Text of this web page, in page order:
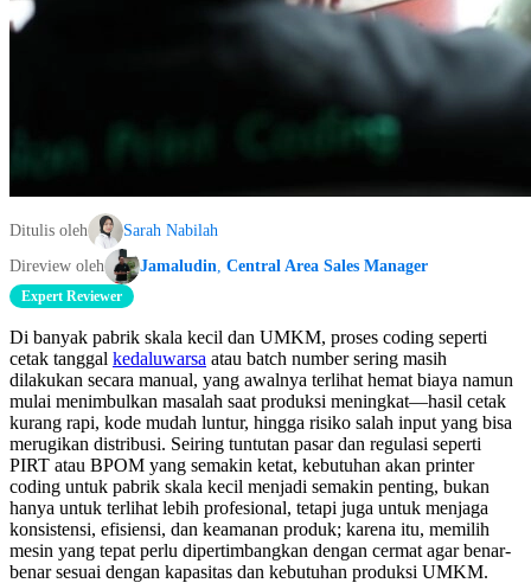
Ditulis oleh
Sarah Nabilah
Direview oleh
Jamaludin Central Area Sales Manager
Expert Reviewer
Di banyak pabrik skala kecil dan UMKM, proses coding seperti
cetak tanggal kedaluwarsa atau batch number sering masih
dilakukan secara manual, yang awalnya terlihat hemat biaya namun
mulai menimbulkan masalah saat produksi meningkat—hasil cetak
kurang rapi, kode mudah luntur, hingga risiko salah input yang bisa
merugikan distribusi. Seiring tuntutan pasar dan regulasi seperti
PIRT atau BPOM yang semakin ketat, kebutuhan akan printer
coding untuk pabrik skala kecil menjadi semakin penting, bukan
hanya untuk terlihat lebih profesional, tetapi juga untuk menjaga
konsistensi, efisiensi, dan keamanan produk; karena itu, memilih
mesin yang tepat perlu dipertimbangkan dengan cermat agar benar-
benar sesuai dengan kapasitas dan kebutuhan produksi UMKM.